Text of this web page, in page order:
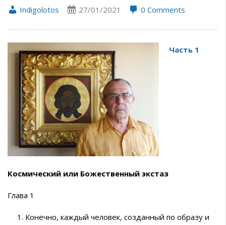
Indigolotos 27/01/2021 0 Comments
Часть 1
Космический или Божественный экстаз
Глава 1
Конечно, каждый человек, созданный по образу и